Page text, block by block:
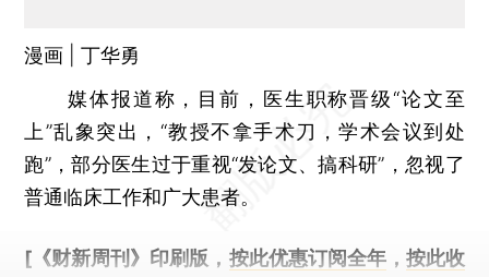
漫画 | 丁华勇
媒体报道称，目前，医生职称晋级“论文至
上”乱象突出，“教授不拿手术刀，学术会议到处
跑”，部分医生过于重视“发论文、搞科研”，忽视了
普通临床工作和广大患者。
[《财新周刊》印刷版， 按此优惠订阅全年， 按此收